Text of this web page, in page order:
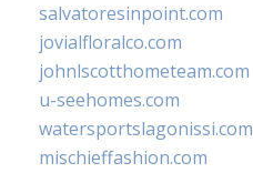
salvatoresinpoint.com
jovialfloralco.com
johnlscotthometeam.com
u-seehomes.com
watersportslagonissi.com
mischieffashion.com